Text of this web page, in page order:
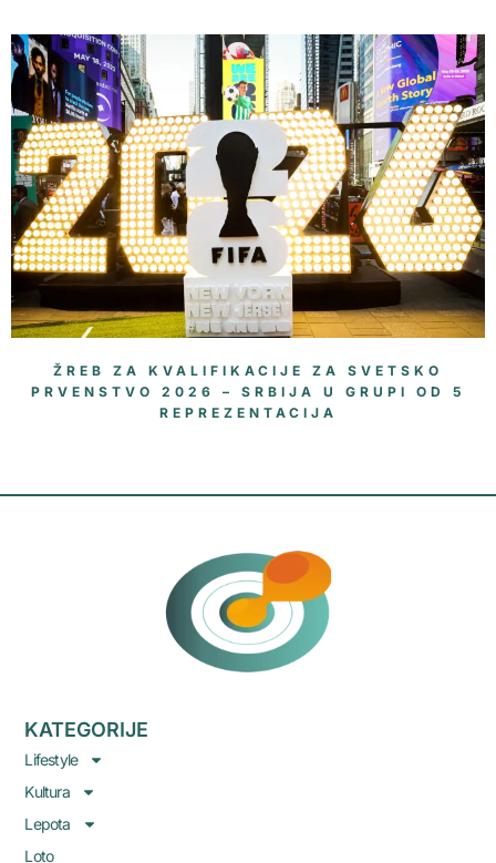
ŽREB ZA KVALIFIKACIJE ZA SVETSKO
PRVENSTVO 2026 – SRBIJA U GRUPI OD 5
REPREZENTACIJA
KATEGORIJE
Lifestyle
Kultura
Lepota
Loto